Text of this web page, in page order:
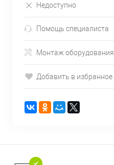
Недоступно
Помощь специалиста
Монтаж оборудования
Добавить в избранное